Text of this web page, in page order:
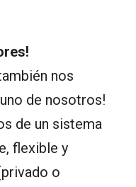
nos
de nosotros!
de un sistema
flexible y
o